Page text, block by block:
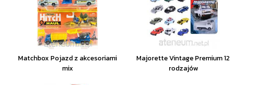
Matchbox Pojazd z akcesoriami
mix
Majorette Vintage Premium 12
rodzajów